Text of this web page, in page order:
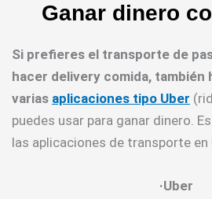
Ganar dinero
Si prefieres el transporte de
hacer delivery comida, también
varias aplicaciones tipo Uber
puedes usar para ganar dinero.
las aplicaciones de transporte
·Uber